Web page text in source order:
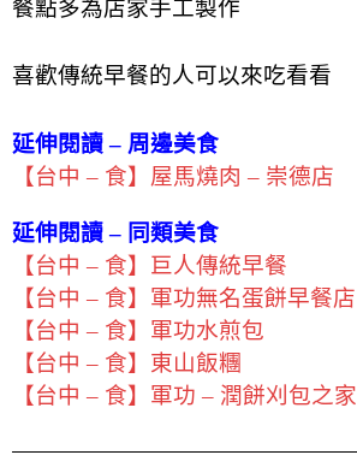
餐點多為店家手工製作
喜歡傳統早餐的人可以來吃看看
延伸閱讀 – 周邊美食
【台中 – 食】屋馬燒肉 – 崇德店
延伸閱讀 – 同類美食
【台中 – 食】巨人傳統早餐
【台中 – 食】軍功無名蛋餅早餐店
【台中 – 食】軍功水煎包
【台中 – 食】東山飯糰
【台中 – 食】軍功 – 潤餅刈包之家